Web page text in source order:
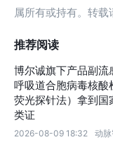
属所有或持有。转载
推荐阅读
博尔诚旗下产品副流
呼吸道合胞病毒核酸
荧光探针法）拿到国
类证
2026-08-09 18:32 动